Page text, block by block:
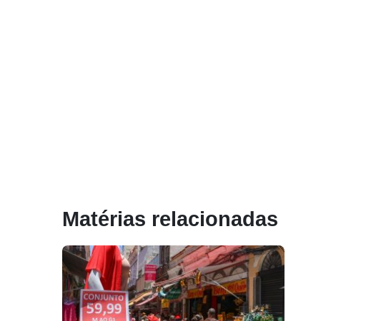
Matérias relacionadas